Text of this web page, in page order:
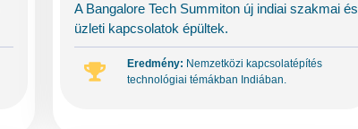
A Bangalore Tech Summiton új indiai szakmai és
üzleti kapcsolatok épültek.
Eredmény: Nemzetközi kapcsolatépítés
technológiai témákban Indiában.